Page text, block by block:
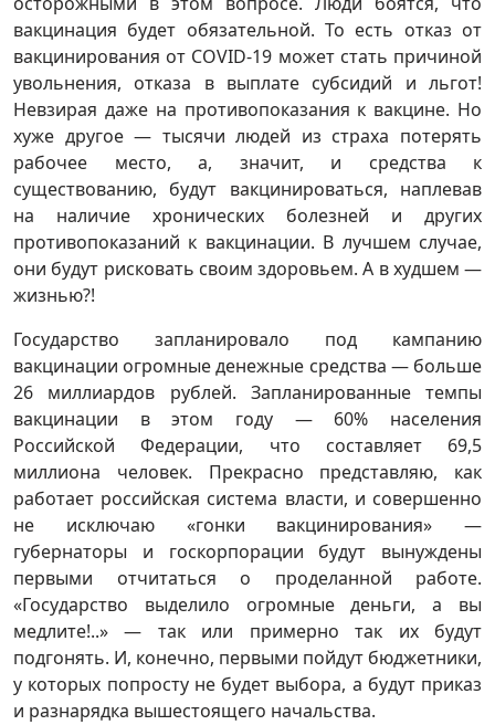
вакцинация будет обязательной. То есть отказ от
вакцинирования от COVID-19 может стать причиной
увольнения, отказа в выплате субсидий и льгот!
Невзирая даже на противопоказания к вакцине. Но
хуже другое — тысячи людей из страха потерять
рабочее место, а, значит, и средства к
существованию, будут вакцинироваться, наплевав
на наличие хронических болезней и других
противопоказаний к вакцинации. В лучшем случае,
они будут рисковать своим здоровьем. А в худшем —
жизнью?!
Государство запланировало под кампанию
вакцинации огромные денежные средства — больше
26 миллиардов рублей. Запланированные темпы
вакцинации в этом году — 60% населения
Российской Федерации, что составляет 69,5
миллиона человек. Прекрасно представляю, как
работает российская система власти, и совершенно
не исключаю «гонки вакцинирования» —
губернаторы и госкорпорации будут вынуждены
первыми отчитаться о проделанной работе.
«Государство выделило огромные деньги, а вы
медлите!..» — так или примерно так их будут
подгонять. И, конечно, первыми пойдут бюджетники,
у которых попросту не будет выбора, а будут приказ
и разнарядка вышестоящего начальства.